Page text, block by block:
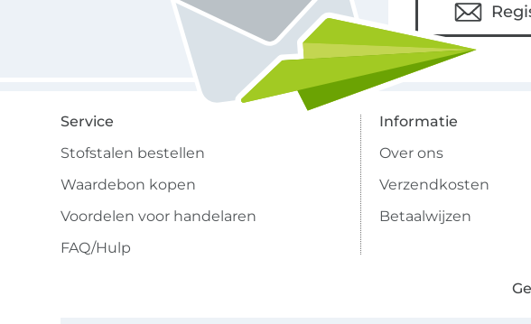
Service
Stofstalen bestellen
Waardebon kopen
Voordelen voor handelaren
FAQ/Hulp
Informatie
Over ons
Verzendkosten
Betaalwijzen